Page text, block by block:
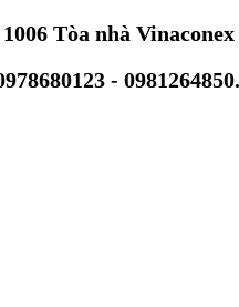
Tòa nhà
- 0981264850.